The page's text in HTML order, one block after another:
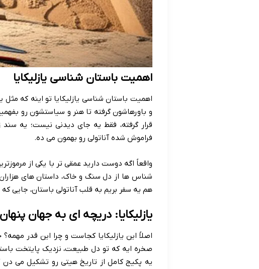
اهمیت باستان شناسی یازلیکایا
اهمیت باستان شناسی یازلیکایا تو اینه که
و باورهاشون گرفته تا هنر و سیاستشون رو
قرار گرفته، فقط یه جای دیدنی نیست؛ یه
فراموش شده آناتولی رو بهمون می ده.
واقعاً اگه دوست دارید عمقی تر با یکی از
شناس ها از دل سنگ و خاک، داستان های هزاران
هم یه سفر بریم به قلب آناتولی باستان، جایی
یازلیکایا: دریچه ای به جهان
اصلاً این یازلیکایا کجاست و چرا این قدر
صخره ایه که تو دل طبیعت، نزدیک پایتخت
یه پکیج کامل از تاریخ هیتی رو تشکیل می دن